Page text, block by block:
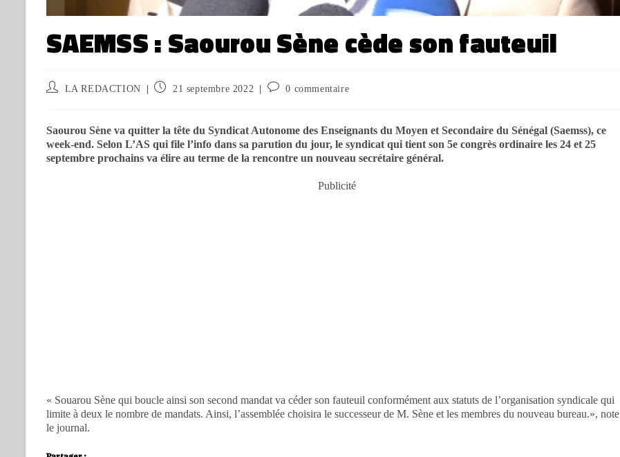
SAEMSS : Saourou Sène cède son fauteuil
LA REDACTION 21 septembre 2022 0 commentaire
Saourou Sène va quitter la tête du Syndicat Autonome des Enseignants du Moyen et Secondaire du Sénégal (Saemss), ce
week-end. Selon L’AS qui file l’info dans sa parution du jour, le syndicat qui tient son 5e congrès ordinaire les 24 et 25
septembre prochains va élire au terme de la rencontre un nouveau secrétaire général.
Publicité
« Souarou Sène qui boucle ainsi son second mandat va céder son fauteuil conformément aux statuts de l’organisation syndicale qui
limite à deux le nombre de mandats. Ainsi, l’assemblée choisira le successeur de M. Sène et les membres du nouveau bureau.», note
le journal.